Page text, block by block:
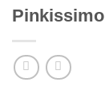
Pinkissimo